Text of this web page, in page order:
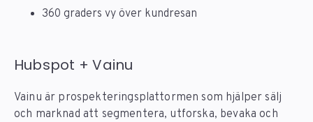
360 graders vy över kundresan
Hubspot + Vainu
Vainu är prospekteringsplattormen som hjälper sälj
och marknad att segmentera, utforska, bevaka och